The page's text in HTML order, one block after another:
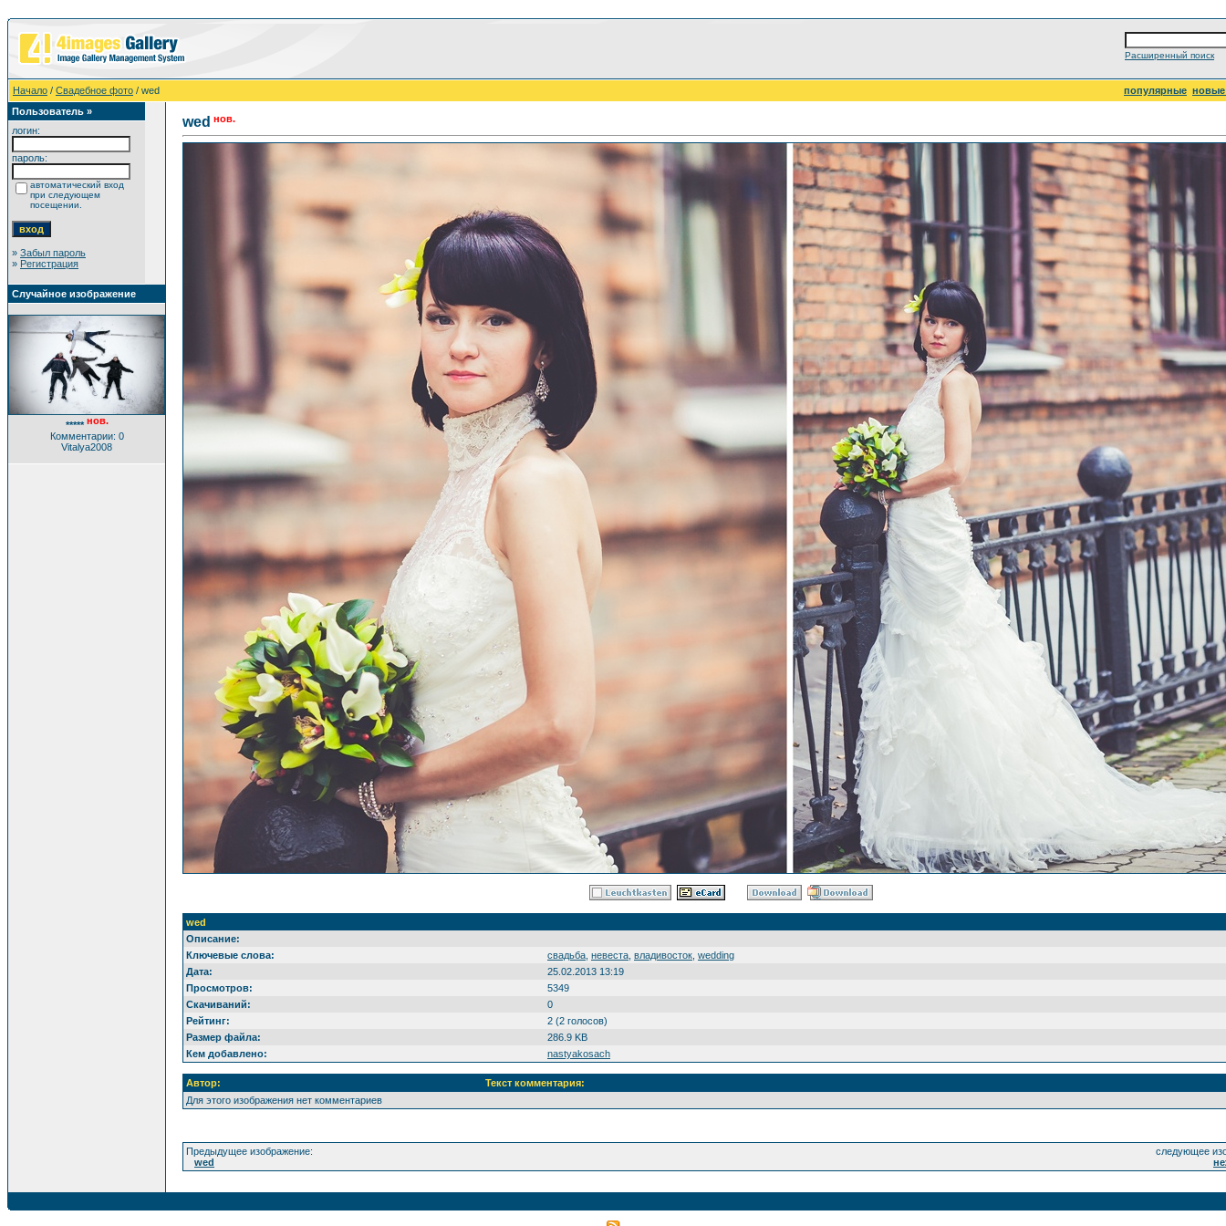
Расширенный поиск
Начало / Свадебное фото / wed популярные
Пользователь »
логин:
пароль:
автоматический вход
при следующем
посещении.
» Забыл пароль
» Регистрация
Случайное изображение
***** нов.
Комментарии: 0
Vitalya2008
wed нов.
wed
Описание:
Ключевые слова:
свадьба невеста владивосток wedding
Дата:
25.02.2013 13:19
Просмотров:
5349
Скачиваний:
0
Рейтинг:
2 (2 голосов)
Размер файла:
286.9 KB
Кем добавлено:
nastyakosach
Автор:
Текст комментария:
Для этого изображения нет комментариев
Предыдущее изображение:
wed
следующее